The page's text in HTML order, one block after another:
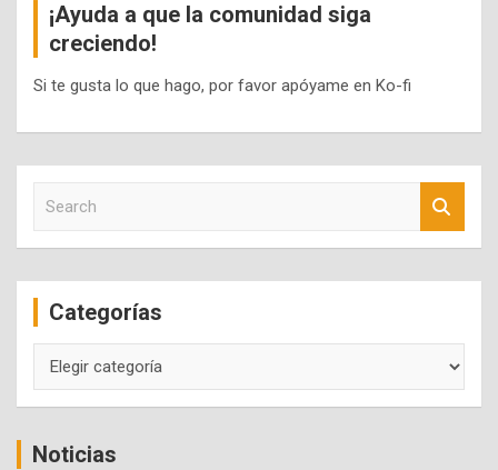
¡Ayuda a que la comunidad siga
creciendo!
Si te gusta lo que hago, por favor apóyame en Ko-fi
c
Categorías
Noticias